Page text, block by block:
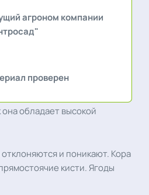
агроном компании
проверен
обладает высокой
и поникают. Кора
кисти. Ягоды